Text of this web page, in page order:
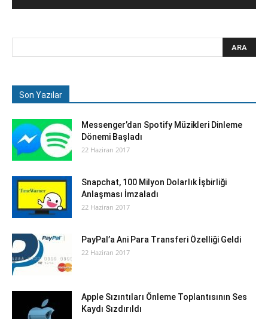
Son Yazılar
Messenger’dan Spotify Müzikleri Dinleme
Dönemi Başladı
22 Haziran 2017
Snapchat, 100 Milyon Dolarlık İşbirliği
Anlaşması İmzaladı
22 Haziran 2017
PayPal’a Ani Para Transferi Özelliği Geldi
22 Haziran 2017
Apple Sızıntıları Önleme Toplantısının Ses
Kaydı Sızdırıldı